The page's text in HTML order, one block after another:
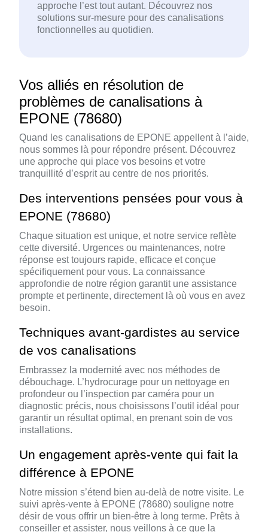
approche l’est tout autant. Découvrez nos
solutions sur-mesure pour des canalisations
fonctionnelles au quotidien.
Vos alliés en résolution de
problèmes de canalisations à
EPONE (78680)
Quand les canalisations de EPONE appellent à l’aide,
nous sommes là pour répondre présent. Découvrez
une approche qui place vos besoins et votre
tranquillité d’esprit au centre de nos priorités.
Des interventions pensées pour vous à
EPONE (78680)
Chaque situation est unique, et notre service reflète
cette diversité. Urgences ou maintenances, notre
réponse est toujours rapide, efficace et conçue
spécifiquement pour vous. La connaissance
approfondie de notre région garantit une assistance
prompte et pertinente, directement là où vous en avez
besoin.
Techniques avant-gardistes au service
de vos canalisations
Embrassez la modernité avec nos méthodes de
débouchage. L’hydrocurage pour un nettoyage en
profondeur ou l’inspection par caméra pour un
diagnostic précis, nous choisissons l’outil idéal pour
garantir un résultat optimal, en prenant soin de vos
installations.
Un engagement après-vente qui fait la
différence à EPONE
Notre mission s’étend bien au-delà de notre visite. Le
suivi après-vente à EPONE (78680) souligne notre
désir de vous offrir un bien-être à long terme. Prêts à
conseiller et assister, nous veillons à ce que la